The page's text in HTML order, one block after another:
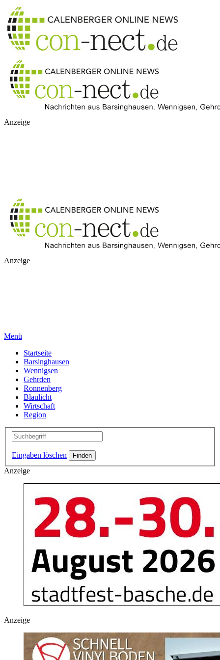
Anzeige
Anzeige
Menü
Startseite
Barsinghausen
Wennigsen
Gehrden
Ronnenberg
Blaulicht
Wirtschaft
Region
Eingaben löschen
Anzeige
Anzeige